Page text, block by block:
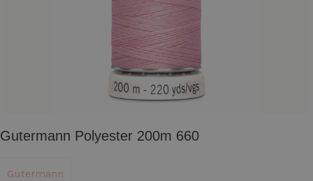
Gutermann Polyester 200m 660
Gutermann